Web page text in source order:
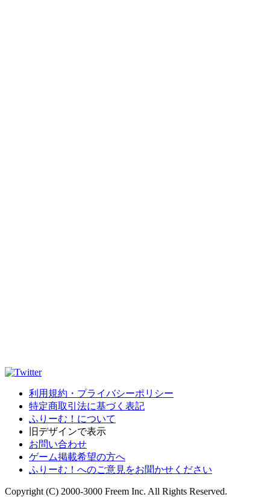
利用規約・プライバシーポリシー
特定商取引法に基づく表記
ふりーむ！について
旧デザインで表示
お問い合わせ
ゲーム掲載希望の方へ
ふりーむ！へのご意見をお聞かせください
Copyright (C) 2000-3000 Freem Inc. All Rights Reserved.